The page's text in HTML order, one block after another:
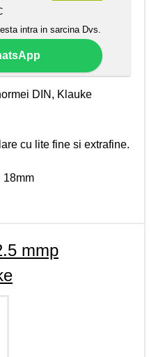
intra in sarcina Dvs.
DIN, Klauke
cu lite fine si extrafine.
18mm
mmp